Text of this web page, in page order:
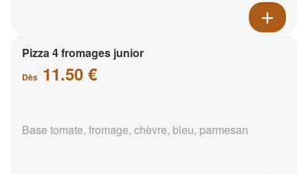
Pizza 4 fromages junior
Dès 11.50 €
Base tomate, fromage, chèvre, bleu, parmesan